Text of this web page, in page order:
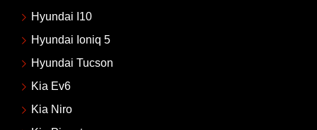
Hyundai I10
Hyundai Ioniq 5
Hyundai Tucson
Kia Ev6
Kia Niro